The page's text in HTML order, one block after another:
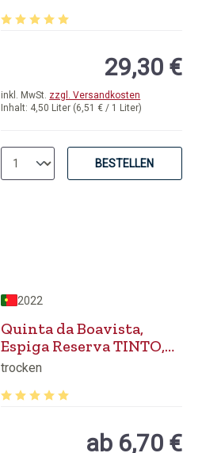
Inhalt: 4,50 Liter (6,51 € / 1 Liter)
inkl. MwSt. zzgl. Versandkosten
29,30 €
BESTELLEN
2022
Quinta da Boavista,
Espiga Reserva TINTO,
IG Lisboa
trocken
ab 6,70 €